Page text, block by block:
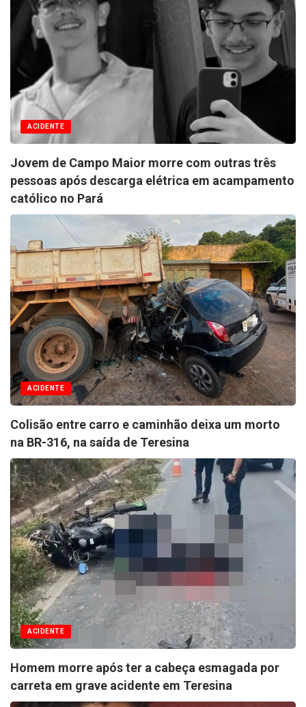
ACIDENTE
Jovem de Campo Maior morre com outras três
pessoas após descarga elétrica em acampamento
católico no Pará
ACIDENTE
Colisão entre carro e caminhão deixa um morto
na BR-316, na saída de Teresina
ACIDENTE
Homem morre após ter a cabeça esmagada por
carreta em grave acidente em Teresina